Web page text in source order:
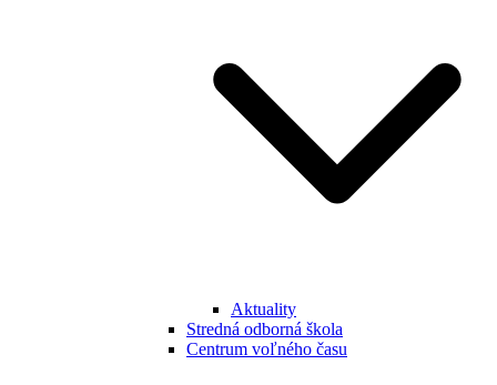
Aktuality
Stredná odborná škola
Centrum voľného času